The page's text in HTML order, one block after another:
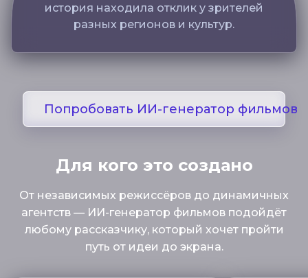
история находила отклик у зрителей
разных регионов и культур.
Попробовать ИИ-генератор фильмов
Для кого это создано
От независимых режиссёров до динамичных
агентств — ИИ-генератор фильмов подойдёт
любому рассказчику, который хочет пройти
путь от идеи до экрана.